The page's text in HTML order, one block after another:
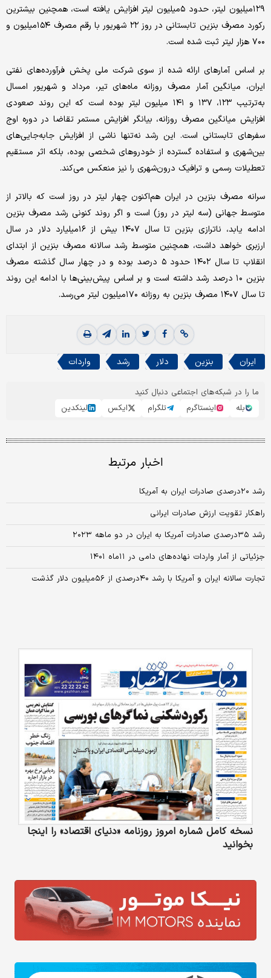
۱۲۹‌میلیون لیتر، حدود ۵‌میلیون لیتر افزایش یافته است، همچنین بیشترین
رکورد مصرف بنزین تابستانی در روز ۲۲ شهریور با رقم مصرف ۱۵۴‌میلیون و
۷۰۰ هزار لیتر ثبت شده است.
بر اساس آمارهای ارائه‌ شده از سوی شرکت ملی پخش فرآورده‌های نفتی
ایران، میانگین آمار مصرف روزانه ماه‌های تیر، مرداد و شهریور امسال
به‌ترتیب ۱۲۳، ۱۳۷ و ۱۴۱ میلیون لیتر بوده است که این روند صعودی
افزایش میانگین مصرف روزانه، بیانگر افزایش مستمر تقاضا در دوره اوج
سفرهای تابستانی است. این رشد نه‌تنها ناشی از افزایش جابه‌جایی‌های
بین‌شهری و استفاده گسترده از خودروهای شخصی بوده، بلکه اثر مستقیم
تعطیلات رسمی و ترافیک درون‌شهری را نیز منعکس می‌کند.
سرانه مصرف بنزین در ایران هم‌اکنون چهار لیتر در روز است که بالاتر از
متوسط جهانی (سه لیتر در روز) است و اگر روند کنونی رشد مصرف بنزین
ادامه یابد، ناترازی بنزین تا سال ۱۴۰۷ بیش از ۱۶‌میلیارد دلار در سال
ارزبری خواهد داشت، همچنین متوسط رشد سالانه مصرف بنزین از ابتدای
انقلاب تا سال ۱۴۰۲ حدود ۵ درصد بوده و در چهار سال گذشته مصرف
بنزین ۱۰ درصد رشد داشته است و بر اساس پیش‌بینی‌ها با ادامه این روند
تا سال ۱۴۰۷ مصرف بنزین به روزانه ۱۷۰‌میلیون لیتر می‌رسد.
ایران بنزین دلار رشد واردات
ما را در شبکه‌های اجتماعی دنبال کنید
بله
اینستاگرم تلگرام ایکس لینکدین
اخبار مرتبط
رشد ۲۰‌درصدی صادرات ایران به آمریکا
راهکار تقویت ارزش صادرات ایرانی
رشد ۳۵‌درصدی صادرات آمریکا به ایران در دو ماهه ۲۰۲۳
جزئیاتی از آمار واردات نهاده‌های دامی در ۱۱ماه ۱۴۰۱
تجارت سالانه ایران و آمریکا با رشد ۴۰درصدی از ۵۶میلیون دلار گذشت
نسخه کامل شماره امروز روزنامه «دنیای‌ اقتصاد» را اینجا
بخوانید